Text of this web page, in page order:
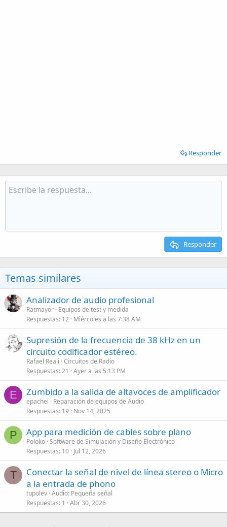
Responder
Responder
Temas similares
Analizador de audio profesional
Ratmayor Equipos de test y medida
Respuestas 12 Miércoles a las 7:38 AM
Supresión de la frecuencia de 38 kHz en un
circuito codificador estéreo.
Rafael Reali Circuitos de Radio
Respuestas 21 Ayer a las 5:13 PM
E Zumbido a la salida de altavoces de amplificador
epachel
Reparación de equipos de Audio
Respuestas 19 Nov 14, 2025
P App para medición de cables sobre plano
Poloko Software de Simulación y Diseño Electrónico
Respuestas 10 Jul 12, 2026
T
Conectar la señal de nivel de línea stereo o Micro
a la entrada de phono
tupolev Audio: Pequeña señal
Respuestas 1 Abr 30, 2026